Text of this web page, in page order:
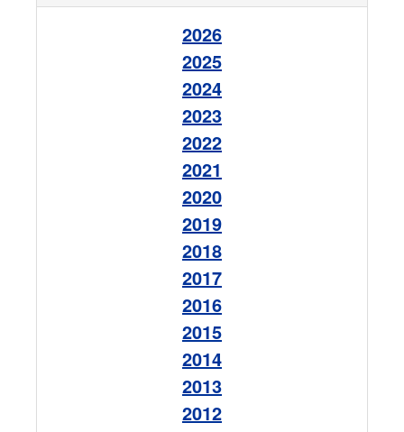
2026
2025
2024
2023
2022
2021
2020
2019
2018
2017
2016
2015
2014
2013
2012